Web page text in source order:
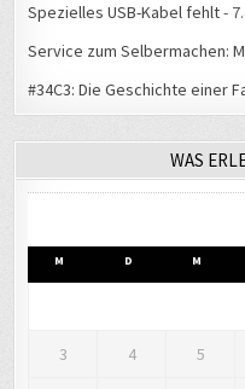
Spezielles USB-Kabel fehlt-
Service zum Selbermachen:
#34C3: Die Geschichte einer
WAS
M D M
3 4 5